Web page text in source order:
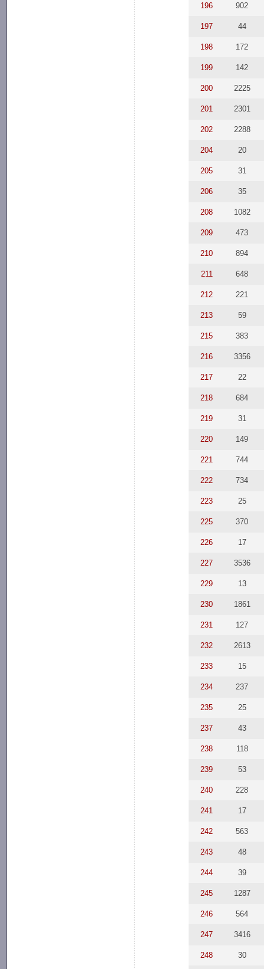
196 902
197 44
198 172
199 142
200 2225
201 2301
202 2288
204 20
205 31
206 35
208 1082
209 473
210 894
211 648
212 221
213 59
215 383
216 3356
217 22
218 684
219 31
220 149
221 744
222 734
223 25
225 370
226 17
227 3536
229 13
230 1861
231 127
232 2613
233 15
234 237
235 25
237 43
238 118
239 53
240 228
241 17
242 563
243 48
244 39
245 1287
246 564
247 3416
248 30